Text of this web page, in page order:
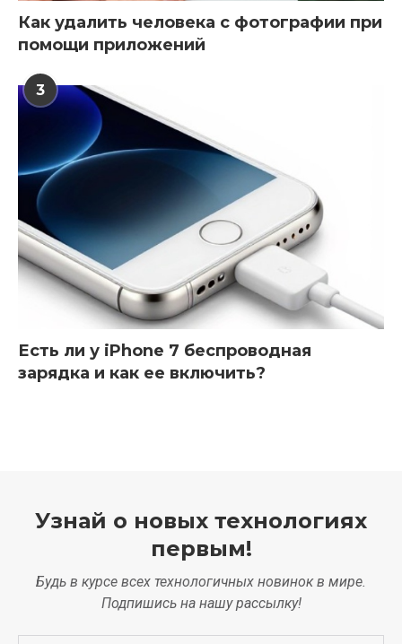
Как удалить человека с фотографии при
помощи приложений
3
Есть ли у iPhone 7 беспроводная
зарядка и как ее включить?
Узнай о новых технологиях
первым!
Будь в курсе всех технологичных новинок в мире.
Подпишись на нашу рассылку!